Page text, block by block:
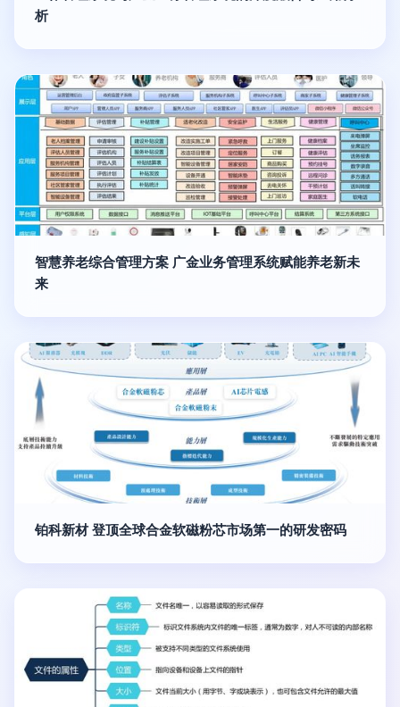
析
智慧养老综合管理方案 广金业务管理系统赋能养老新未
来
铂科新材 登顶全球合金软磁粉芯市场第一的研发密码